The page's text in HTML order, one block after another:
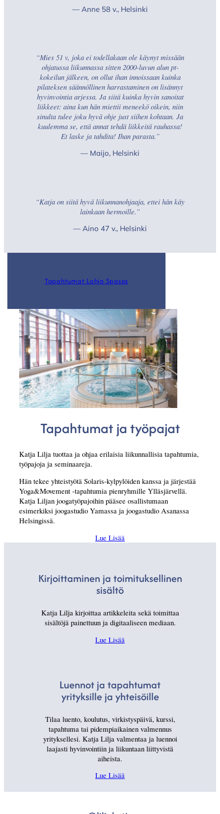
— Anne 58 v., Helsinki
“Mies 51 v, joka ei todellakaan ole käynyt missään
ohjatussa liikunnassa sitten 2000-luvun alun pt-
kokeilun jälkeen, on ollut ihan innoissaan kuinka
pilateksen säännöllinen harrastaminen on lisännyt
hyvinvointia arjessa. Ja siitä kuinka hyvin sanoitat
liikkeet: aina kun hän miettii meneekö oikein, niin
sinulta tulee joku hyvä ohje just siihen kohtaan. Ja
kuulemma se, että annat tehdä liikkeitä rauhassa!
Et laske ja tahdita! Ihan parasta.”
— Maijo, Helsinki
“Katja on siitä hyvä liikunnanohjaaja, ettei hän käy
lainkaan hermoille.”
— Aino 47 v., Helsinki
Tapahtumat Lohja Spassa
Tapahtumat ja työpajat
Katja Lilja tuottaa ja ohjaa erilaisia liikunnallisia tapahtumia,
työpajoja ja seminaareja.
Hän tekee yhteistyötä Solaris-kylpylöiden kanssa ja järjestää
Yoga&Movement -tapahtumia pienryhmille Ylläsjärvellä.
Katja Liljan joogatyöpajoihin pääsee osallistumaan
esimerkiksi joogastudio Yamassa ja joogastudio Asanassa
Helsingissä.
Lue Lisää
Kirjoittaminen ja toimituksellinen
sisältö
Katja Lilja kirjoittaa artikkeleita sekä toimittaa
sisältöjä painettuun ja digitaaliseen mediaan.
Lue Lisää
Luennot ja tapahtumat
yrityksille ja yhteisöille
Tilaa luento, koulutus, virkistyspäivä, kurssi,
tapahtuma tai pidempiaikainen valmennus
yrityksellesi. Katja Lilja valmentaa ja luennoi
laajasti hyvinvointiin ja liikuntaan liittyvistä
aiheista.
Lue Lisää